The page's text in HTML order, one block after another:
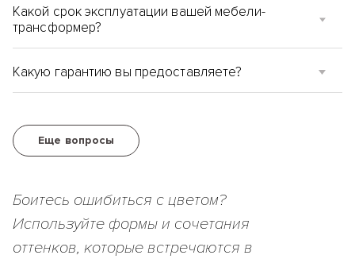
Какой срок эксплуатации вашей мебели-
трансформер?
Какую гарантию вы предоставляете?
Еще вопросы
Боитесь ошибиться с цветом?
Используйте формы и сочетания
оттенков, которые встречаются в